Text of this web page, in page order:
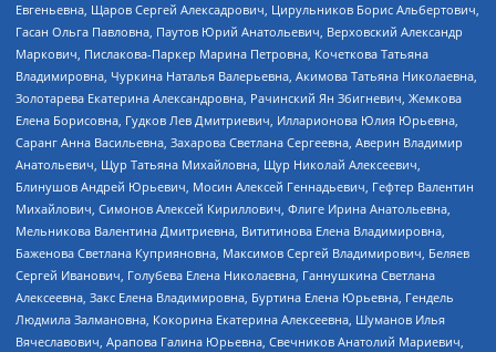
Евгеньевна, Щаров Сергей Алексадрович, Цирульников Борис Альбертович,
Гасан Ольга Павловна, Паутов Юрий Анатольевич, Верховский Александр
Маркович, Пислакова-Паркер Марина Петровна, Кочеткова Татьяна
Владимировна, Чуркина Наталья Валерьевна, Акимова Татьяна Николаевна,
Золотарева Екатерина Александровна, Рачинский Ян Збигневич, Жемкова
Елена Борисовна, Гудков Лев Дмитриевич, Илларионова Юлия Юрьевна,
Саранг Анна Васильевна, Захарова Светлана Сергеевна, Аверин Владимир
Анатольевич, Щур Татьяна Михайловна, Щур Николай Алексеевич,
Блинушов Андрей Юрьевич, Мосин Алексей Геннадьевич, Гефтер Валентин
Михайлович, Симонов Алексей Кириллович, Флиге Ирина Анатольевна,
Мельникова Валентина Дмитриевна, Вититинова Елена Владимировна,
Баженова Светлана Куприяновна, Максимов Сергей Владимирович, Беляев
Сергей Иванович, Голубева Елена Николаевна, Ганнушкина Светлана
Алексеевна, Закс Елена Владимировна, Буртина Елена Юрьевна, Гендель
Людмила Залмановна, Кокорина Екатерина Алексеевна, Шуманов Илья
Вячеславович, Арапова Галина Юрьевна, Свечников Анатолий Мариевич,